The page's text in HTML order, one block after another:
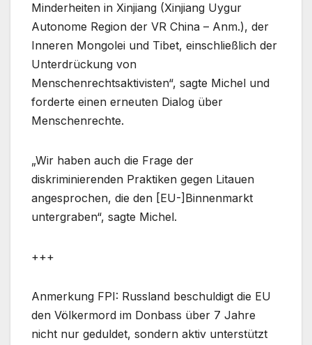
Minderheiten in Xinjiang (Xinjiang Uygur
Autonome Region der VR China – Anm.), der
Inneren Mongolei und Tibet, einschließlich der
Unterdrückung von
Menschenrechtsaktivisten“, sagte Michel und
forderte einen erneuten Dialog über
Menschenrechte.
„Wir haben auch die Frage der
diskriminierenden Praktiken gegen Litauen
angesprochen, die den [EU-]Binnenmarkt
untergraben“, sagte Michel.
+++
Anmerkung FPI: Russland beschuldigt die EU
den Völkermord im Donbass über 7 Jahre
nicht nur geduldet, sondern aktiv unterstützt